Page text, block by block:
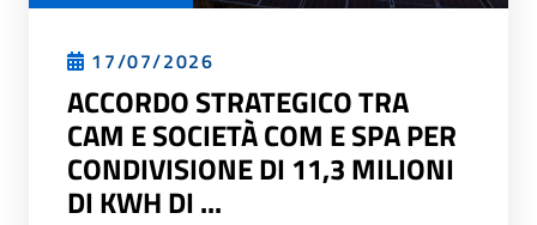
17/07/2026
ACCORDO STRATEGICO TRA
CAM E SOCIETÀ COM E SPA PER
CONDIVISIONE DI 11,3 MILIONI
DI KWH DI ...